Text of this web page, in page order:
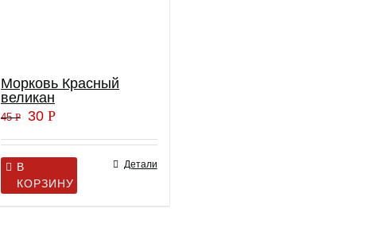
Морковь Красный
великан
45Р 30Р
В
КОРЗИНУ
Детали